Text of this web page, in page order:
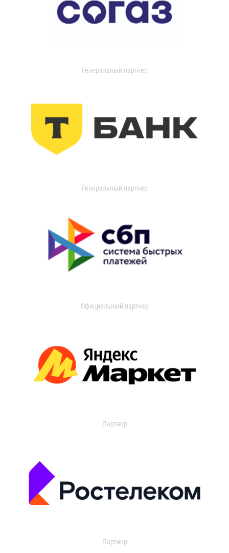
Генеральный партнер
Генеральный партнер
Официальный партнер
Партнер
Партнер